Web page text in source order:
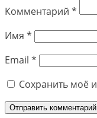
Комментарий *
Имя *
Email *
Сохранить моё